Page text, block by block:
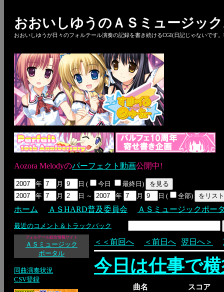
おおいしゆうのＡＳミュージッ
おおいしゆうが日々のフォルテール演奏の記録を書き続けるCGI(日記じゃないです
Aozora Melodyのパーフェクト動画公開中!
年 月 日 ( 今日
最終日)
年
月 日 ～ 年 月 日 ( 全部)
ホーム ＡＳHARD普及委員会 ＡＳミュージックポー
最近のコメント＆トラックバック
フォルテール総合情報サイト
ＡＳミュージック
ポータル
同曲演奏状況
CSV登録
＜＜前回へ ＜前日へ 翌日へ＞
今日は仕事で
曲名
スコア